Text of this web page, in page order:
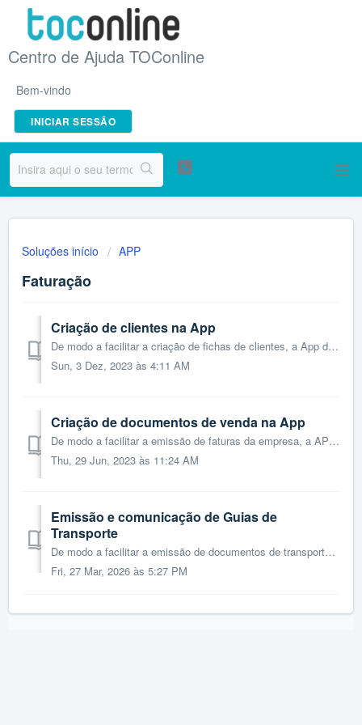
Centro de Ajuda TOConline
Bem-vindo
INICIAR SESSÃO
Soluções início APP
Faturação
Criação de clientes na App
De modo a facilitar a criação de fichas de clientes, a App do TOConline permite que esse processo seja realizado através do seu smartphone ou tablet. Saiba ...
Sun, 3 Dez, 2023 às 4:11 AM
Criação de documentos de venda na App
De modo a facilitar a emissão de faturas da empresa, a APP TOConline permite que este processo seja feito através do seu smartphone ou tablet. Para a cr...
Thu, 29 Jun, 2023 às 11:24 AM
Emissão e comunicação de Guias de
Transporte
De modo a facilitar a emissão de documentos de transporte, a App do TOConline permite que esse processo seja realizado através do seu smartphone ou tablet. ...
Fri, 27 Mar, 2026 às 5:27 PM